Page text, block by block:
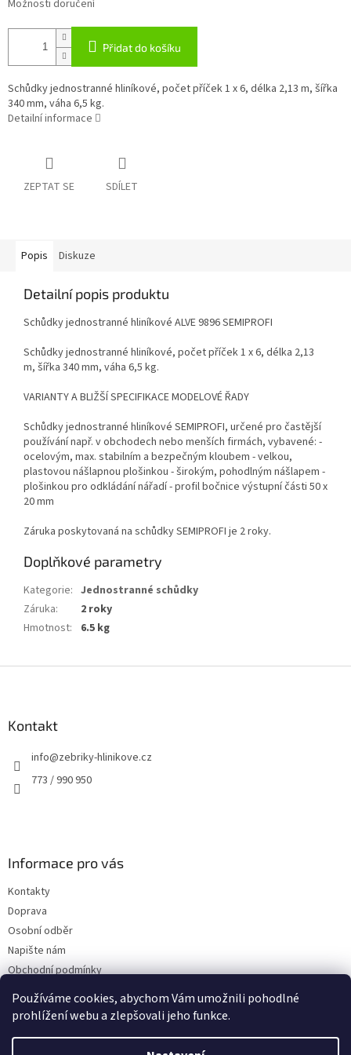
Používáme cookies, abychom Vám umožnili pohodlné
prohlížení webu a zlepšovali jeho funkce.
Možnosti doručení
Přidat do košíku
Schůdky jednostranné hliníkové, počet příček 1 x 6, délka 2,13 m, šířka
340 mm, váha 6,5 kg.
Detailní informace
ZEPTAT SE SDÍLET
Popis Diskuze
Detailní popis produktu
Schůdky jednostranné hliníkové ALVE 9896 SEMIPROFI
Schůdky jednostranné hliníkové, počet příček 1 x 6, délka 2,13
m, šířka 340 mm, váha 6,5 kg.
VARIANTY A BLIŽŠÍ SPECIFIKACE MODELOVÉ ŘADY
Schůdky jednostranné hliníkové SEMIPROFI, určené pro častější
používání např. v obchodech nebo menších firmách, vybavené: -
ocelovým, max. stabilním a bezpečným kloubem - velkou,
plastovou nášlapnou plošinkou - širokým, pohodlným nášlapem -
plošinkou pro odkládání nářadí - profil bočnice výstupní části 50 x
20 mm
Záruka poskytovaná na schůdky SEMIPROFI je 2 roky.
Doplňkové parametry
Kategorie: Jednostranné schůdky
Záruka:
2 roky
Hmotnost: 6.5 kg
Kontakt
info@zebriky-hlinikove.cz
773 / 990 950
Informace pro vás
Kontakty
Doprava
Osobní odběr
Napište nám
Obchodní podmínky
Podmínky ochrany osobních údajů